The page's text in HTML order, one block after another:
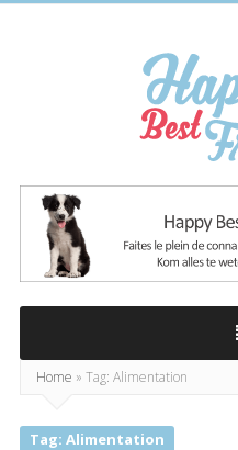
Happy
Best
Friends
Home » Tag: Alimentation
Tag: Alimentation